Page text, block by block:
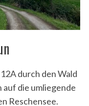
durch den Wald
auf die umliegende
Reschensee.